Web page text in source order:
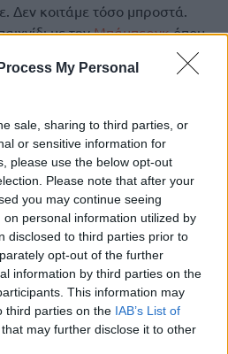
My Personal
sale, sharing to third parties, or
or sensitive information for
please use the below opt-out
Please note that after your
you may continue seeing
personal information utilized by
disclosed to third parties prior to
opt-out of the further
information by third parties on the
This information may
third parties on the IAB’s List of
that may further disclose it to other
Δεν κοιτάμε τόσο μπροστά.
με τηνΜπάμπεργκόπου
σημαντικός ο Σπανούλης και
με εκείνον».
να αγωνίζεται και το που
«Το μπάσκετ είναι
να κάνει το καλύτερο που
εγώ, είτε παίζω στο «3» είτε ή
ομάδα».
δεν κάναμε τίποτα»